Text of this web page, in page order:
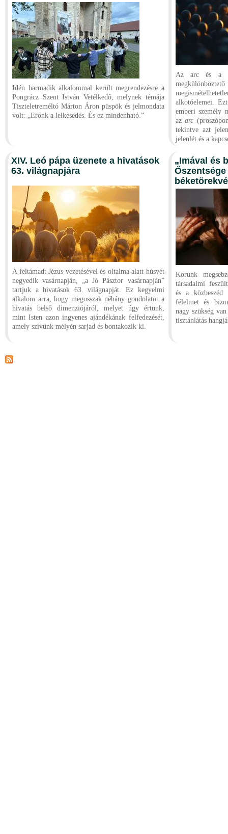
Idén harmadik alkalommal került megrendezésre a
Pongrácz Szent István Vetélkedő, melynek témája
Tiszteletreméltó Márton Áron püspök és jelmondata
volt: „Erőnk a lelkesedés. És ez mindenható.”
Az arc és a
alkotóelemei.
emberi személy
azarc
tekintve azt
jelenlét és a
XIV. Leó pápa üzenete a hivatások
63. világnapjára
A feltámadt Jézus vezetésével és oltalma alatt húsvét
negyedik vasárnapján, „a Jó Pásztor vasárnapján”
tartjuk a hivatások 63. világnapját. Ez kegyelmi
alkalom arra, hogy megosszak néhány gondolatot a
hivatás belső dimenziójáról, melyet úgy értünk,
mint Isten azon ingyenes ajándékának felfedezését,
amely szívünk mélyén sarjad és bontakozik ki.
„Imával és
Őszentsége
Korunk
társadalmi
és a közbeszéd
félelmet és
nagy szükség
tisztánlátás